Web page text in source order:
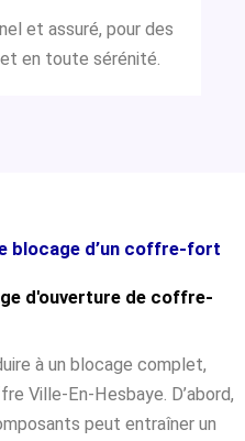
et assuré, pour des
en toute sérénité.
blocage d’un coffre-fort
d'ouverture de coffre-
à un blocage complet,
Ville-En-Hesbaye. D’abord,
peut entraîner un